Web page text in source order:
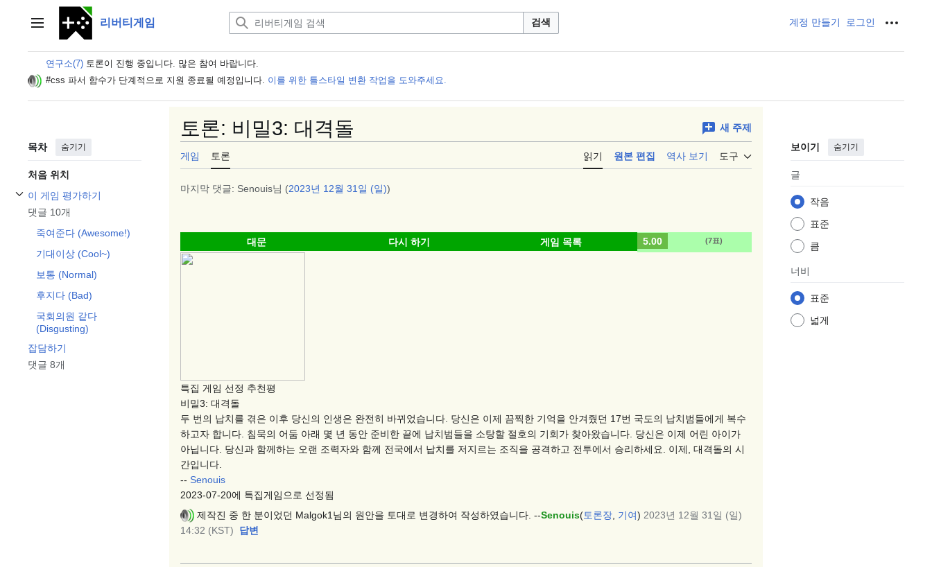
주 메뉴 리버티게임 검색 계정 만들기 로그인 개인 도구
연구소(7)토론이 진행 중입니다. 많은 참여 바랍니다.
#css 파서 함수가 단계적으로 지원 종료될 예정입니다. 이를 위한 틀스타일 변환 작업을 도와주세요.
목차 숨기기
처음 위치
이 게임 평가하기
댓글 10개
이 게임 평가하기 하위섹션 토글하기
죽여준다 (Awesome!)
기대이상 (Cool~)
보통 (Normal)
후지다 (Bad)
국회의원 같다
(Disgusting)
잡담하기
댓글 8개
토론: 비밀3: 대격돌 새 주제
게임 토론 읽기 원본 편집 역사 보기 도구
보이기 숨기기
글
작음
표준
큼
너비
표준
넓게
마지막 댓글: Senouis님 (2023년 12월 31일 (일))
대문 다시 하기 게임 목록 5.00 (7표)
특집 게임 선정 추천평
비밀3: 대격돌
두 번의 납치를 겪은 이후 당신의 인생은 완전히 바뀌었습니다. 당신은 이제 끔찍한 기억을 안겨줬던 17번 국도의 납치범들에게 복수
하고자 합니다. 침묵의 어둠 아래 몇 년 동안 준비한 끝에 납치범들을 소탕할 절호의 기회가 찾아왔습니다. 당신은 이제 어린 아이가
아닙니다. 당신과 함께하는 오랜 조력자와 함께 전국에서 납치를 저지르는 조직을 공격하고 전투에서 승리하세요. 이제, 대격돌의 시
간입니다.
-- Senouis
2023-07-20에 특집게임으로 선정됨
제작진 중 한 분이었던 Malgok1님의 원안을 토대로 변경하여 작성하였습니다. --Senouis(토론장 기여) 2023년 12월 31일 (일)
14:32 (KST)
답변